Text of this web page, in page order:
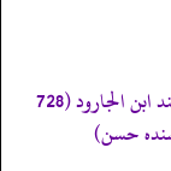
ان جريج تابعه عمرو بن الحارث وهشام بن سعد عند ابن الجارود (728